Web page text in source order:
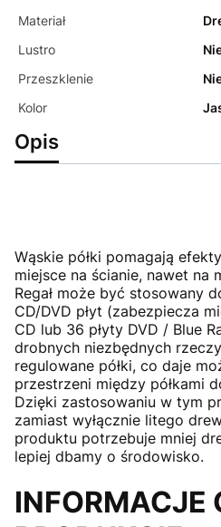
Materiał
Lustro
Przeszklenie
Kolor
Opis
Wąskie półki pomagają
miejsce na ścianie, nawet na
Regał może być stosowany
CD/DVD płyt (zabezpiecza
CD lub 36 płyty DVD / Blue
drobnych niezbędnych
regulowane półki, co daje
przestrzeni między półkami
Dzięki zastosowaniu w tym
zamiast wyłącznie litego
produktu potrzebuje mniej
lepiej dbamy o środowisko.
INFORMACJE